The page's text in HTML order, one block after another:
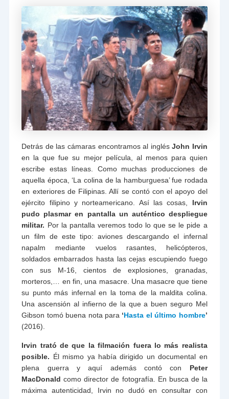
Detrás de las cámaras encontramos al inglésJohn Irvin
en la que fue su mejor película, al menos para quien
escribe estas líneas. Como muchas producciones de
aquella época, ‘La colina de la hamburguesa’ fue rodada
en exteriores de Filipinas. Allí se contó con el apoyo del
ejército filipino y norteamericano. Así las cosas, Irvin
pudo plasmar en pantalla un auténtico despliegue
militar. Por la pantalla veremos todo lo que se le pide a
un film de este tipo: aviones descargando el infernal
napalm mediante vuelos rasantes, helicópteros,
soldados embarrados hasta las cejas escupiendo fuego
con sus M-16, cientos de explosiones, granadas,
morteros,… en fin, una masacre. Una masacre que tiene
su punto más infernal en la toma de la maldita colina.
Una ascensión al infierno de la que a buen seguro Mel
Gibson tomó buena nota para ‘Hasta el último hombre’
(2016).
Irvin trató de que la filmación fuera lo más realista
posible. Él mismo ya había dirigido un documental en
plena guerra y aquí además contó con Peter
MacDonald como director de fotografía. En busca de la
máxima autenticidad, Irvin no dudó en consultar con